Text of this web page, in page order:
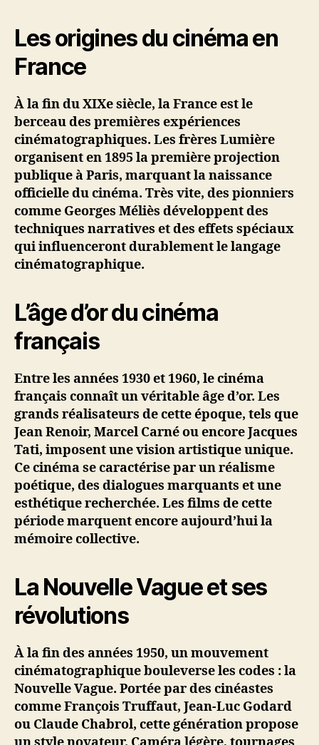
Les origines du cinéma en
France
À la fin du XIXe siècle, la France est le
berceau des premières expériences
cinématographiques. Les frères Lumière
organisent en 1895 la première projection
publique à Paris, marquant la naissance
officielle du cinéma. Très vite, des pionniers
comme Georges Méliès développent des
techniques narratives et des effets spéciaux
qui influenceront durablement le langage
cinématographique.
L’âge d’or du cinéma
français
Entre les années 1930 et 1960, le cinéma
français connaît un véritable âge d’or. Les
grands réalisateurs de cette époque, tels que
Jean Renoir, Marcel Carné ou encore Jacques
Tati, imposent une vision artistique unique.
Ce cinéma se caractérise par un réalisme
poétique, des dialogues marquants et une
esthétique recherchée. Les films de cette
période marquent encore aujourd’hui la
mémoire collective.
La Nouvelle Vague et ses
révolutions
À la fin des années 1950, un mouvement
cinématographique bouleverse les codes : la
Nouvelle Vague. Portée par des cinéastes
comme François Truffaut, Jean-Luc Godard
ou Claude Chabrol, cette génération propose